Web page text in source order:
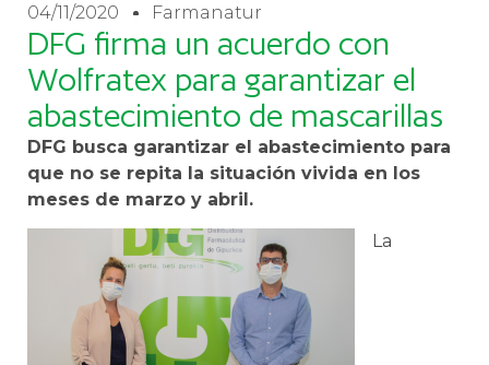
04/11/2020 Farmanatur
DFG firma un acuerdo con
Wolfratex para garantizar el
abastecimiento de mascarillas
DFG busca garantizar el abastecimiento para
que no se repita la situación vivida en los
meses de marzo y abril.
La